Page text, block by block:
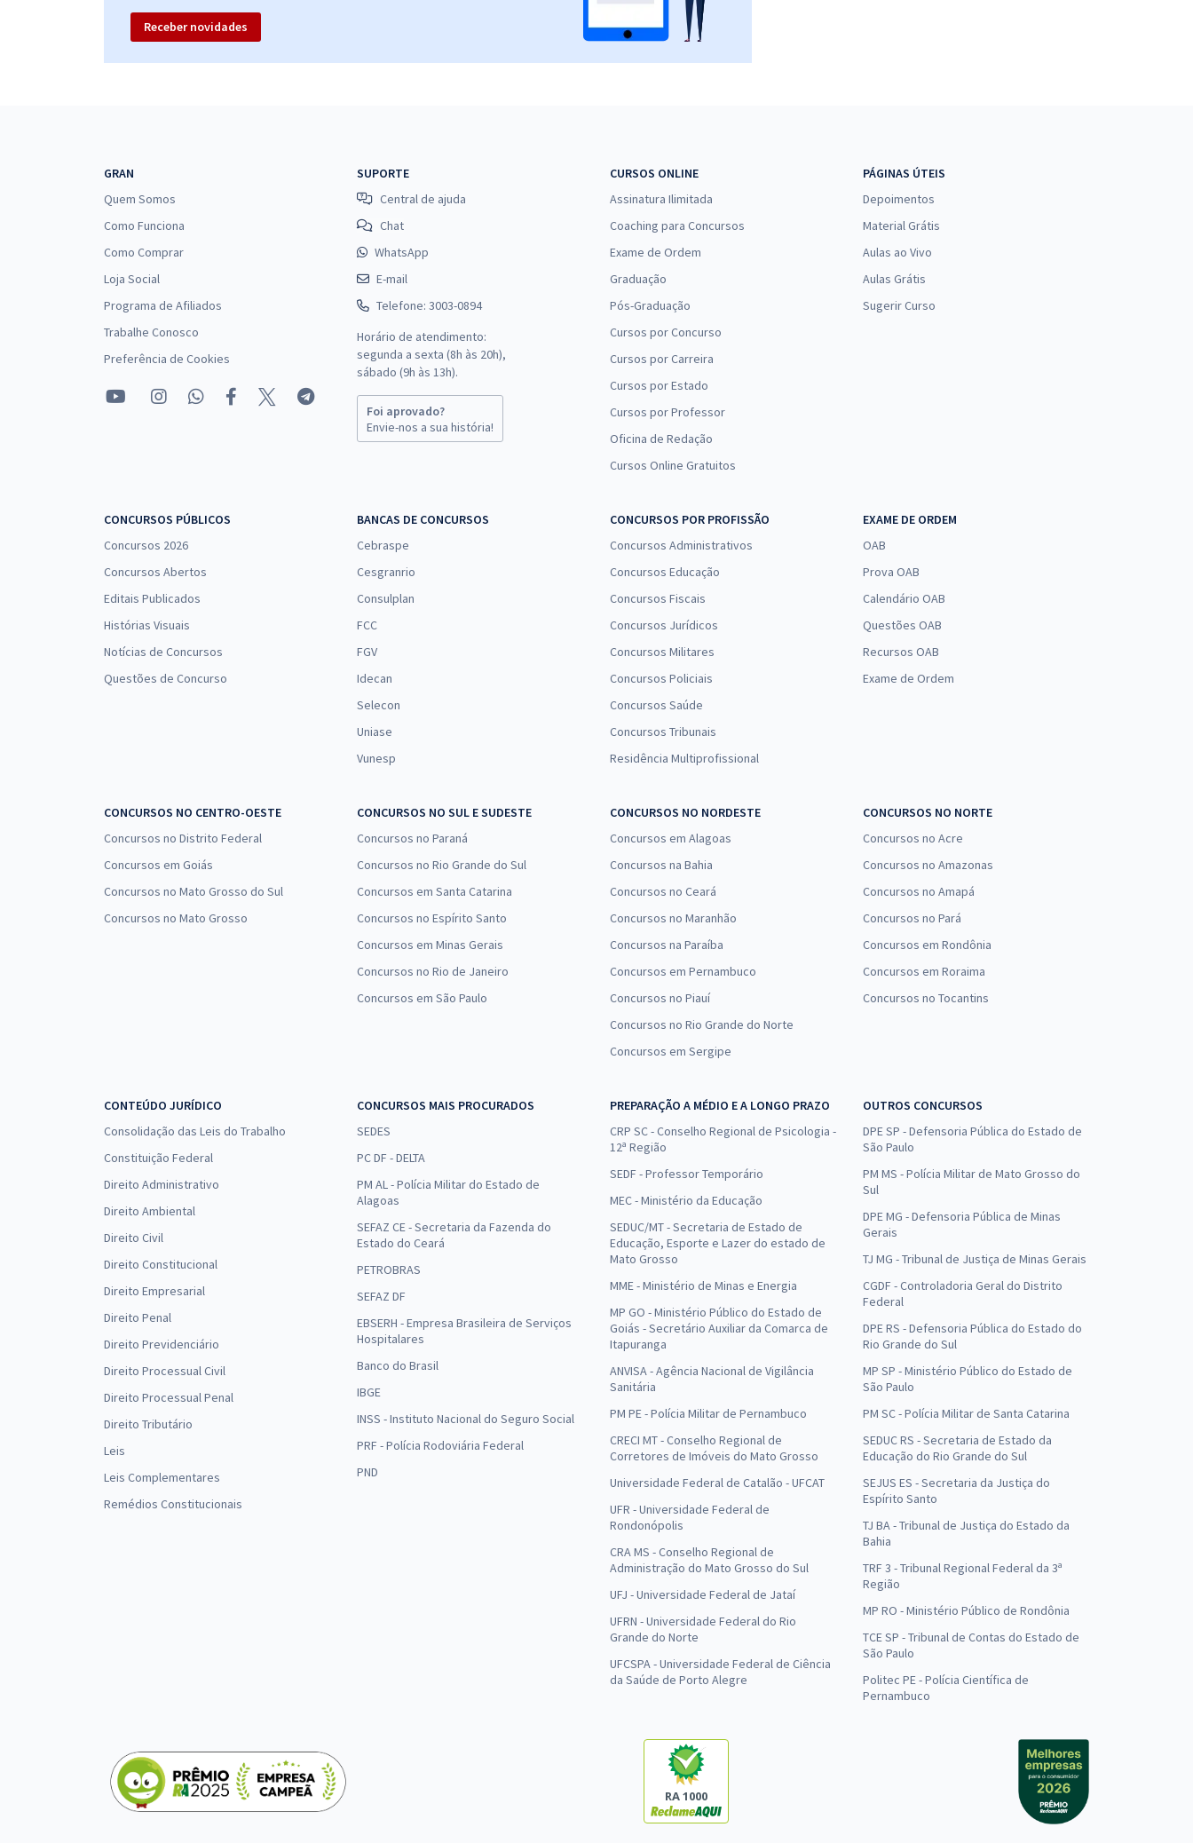
Receber novidades
GRAN
Quem Somos
Como Funciona
Como Comprar
Loja Social
Programa de Afiliados
Trabalhe Conosco
Preferência de Cookies
SUPORTE
Central de ajuda
Chat
WhatsApp
E-mail
Telefone: 3003-0894
Horário de atendimento:
segunda a sexta (8h às 20h),
sábado (9h às 13h).
Foi aprovado?
Envie-nos a sua história!
CURSOS ONLINE
Assinatura Ilimitada
Coaching para Concursos
Exame de Ordem
Graduação
Pós-Graduação
Cursos por Concurso
Cursos por Carreira
Cursos por Estado
Cursos por Professor
Oficina de Redação
Cursos Online Gratuitos
PÁGINAS ÚTEIS
Depoimentos
Material Grátis
Aulas ao Vivo
Aulas Grátis
Sugerir Curso
CONCURSOS PÚBLICOS
Concursos 2026
Concursos Abertos
Editais Publicados
Histórias Visuais
Notícias de Concursos
Questões de Concurso
BANCAS DE CONCURSOS
Cebraspe
Cesgranrio
Consulplan
FCC
FGV
Idecan
Selecon
Uniase
Vunesp
CONCURSOS POR PROFISSÃO
Concursos Administrativos
Concursos Educação
Concursos Fiscais
Concursos Jurídicos
Concursos Militares
Concursos Policiais
Concursos Saúde
Concursos Tribunais
Residência Multiprofissional
EXAME DE ORDEM
OAB
Prova OAB
Calendário OAB
Questões OAB
Recursos OAB
Exame de Ordem
CONCURSOS NO CENTRO-OESTE
Concursos no Distrito Federal
Concursos em Goiás
Concursos no Mato Grosso do Sul
Concursos no Mato Grosso
CONCURSOS NO SUL E SUDESTE
Concursos no Paraná
Concursos no Rio Grande do Sul
Concursos em Santa Catarina
Concursos no Espírito Santo
Concursos em Minas Gerais
Concursos no Rio de Janeiro
Concursos em São Paulo
CONCURSOS NO NORDESTE
Concursos em Alagoas
Concursos na Bahia
Concursos no Ceará
Concursos no Maranhão
Concursos na Paraíba
Concursos em Pernambuco
Concursos no Piauí
Concursos no Rio Grande do Norte
Concursos em Sergipe
CONCURSOS NO NORTE
Concursos no Acre
Concursos no Amazonas
Concursos no Amapá
Concursos no Pará
Concursos em Rondônia
Concursos em Roraima
Concursos no Tocantins
CONTEÚDO JURÍDICO
Consolidação das Leis do Trabalho
Constituição Federal
Direito Administrativo
Direito Ambiental
Direito Civil
Direito Constitucional
Direito Empresarial
Direito Penal
Direito Previdenciário
Direito Processual Civil
Direito Processual Penal
Direito Tributário
Leis
Leis Complementares
Remédios Constitucionais
CONCURSOS MAIS PROCURADOS
SEDES
PC DF - DELTA
PM AL - Polícia Militar do Estado de
Alagoas
SEFAZ CE - Secretaria da Fazenda do
Estado do Ceará
PETROBRAS
SEFAZ DF
EBSERH - Empresa Brasileira de Serviços
Hospitalares
Banco do Brasil
IBGE
INSS - Instituto Nacional do Seguro Social
PRF - Polícia Rodoviária Federal
PND
PREPARAÇÃO A MÉDIO E A LONGO PRAZO
CRP SC - Conselho Regional de Psicologia -
12ª Região
SEDF - Professor Temporário
MEC - Ministério da Educação
SEDUC/MT - Secretaria de Estado de
Educação, Esporte e Lazer do estado de
Mato Grosso
MME - Ministério de Minas e Energia
MP GO - Ministério Público do Estado de
Goiás - Secretário Auxiliar da Comarca de
Itapuranga
ANVISA - Agência Nacional de Vigilância
Sanitária
PM PE - Polícia Militar de Pernambuco
CRECI MT - Conselho Regional de
Corretores de Imóveis do Mato Grosso
Universidade Federal de Catalão - UFCAT
UFR - Universidade Federal de
Rondonópolis
CRA MS - Conselho Regional de
Administração do Mato Grosso do Sul
UFJ - Universidade Federal de Jataí
UFRN - Universidade Federal do Rio
Grande do Norte
UFCSPA - Universidade Federal de Ciência
da Saúde de Porto Alegre
OUTROS CONCURSOS
DPE SP - Defensoria Pública do Estado de
São Paulo
PM MS - Polícia Militar de Mato Grosso do
Sul
DPE MG - Defensoria Pública de Minas
Gerais
TJ MG - Tribunal de Justiça de Minas Gerais
CGDF - Controladoria Geral do Distrito
Federal
DPE RS - Defensoria Pública do Estado do
Rio Grande do Sul
MP SP - Ministério Público do Estado de
São Paulo
PM SC - Polícia Militar de Santa Catarina
SEDUC RS - Secretaria de Estado da
Educação do Rio Grande do Sul
SEJUS ES - Secretaria da Justiça do
Espírito Santo
TJ BA - Tribunal de Justiça do Estado da
Bahia
TRF 3 - Tribunal Regional Federal da 3ª
Região
MP RO - Ministério Público de Rondônia
TCE SP - Tribunal de Contas do Estado de
São Paulo
Politec PE - Polícia Científica de
Pernambuco
RA 1000